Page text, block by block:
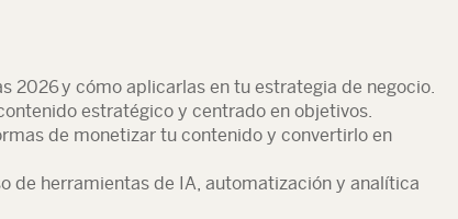
2026y cómo aplicarlas en tu estrategia de negocio.
estratégico y centrado en objetivos.
de monetizar tu contenido y convertirlo en
de herramientas de IA, automatización y analítica